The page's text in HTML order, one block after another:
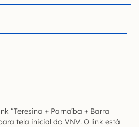
“Teresina + Parnaíba + Barra
tela inicial do VNV. O link está